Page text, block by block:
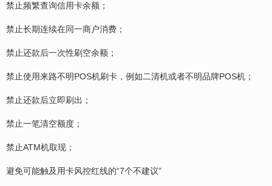
禁止频繁查询信用卡余额；
禁止长期连续在同一商户消费；
禁止还款后一次性刷空余额；
禁止使用来路不明POS机刷卡，例如二清机或者不明品牌POS机；
禁止还款后立即刷出；
禁止一笔清空额度；
禁止ATM机取现；
避免可能触及用卡风控红线的“7个不建议”